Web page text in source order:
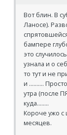
Вот блин. В
Ланосе).
бампере
это
узнала и о
то тут и не
и ..........
утра (после
куда........
Короче ужо
месяцев.